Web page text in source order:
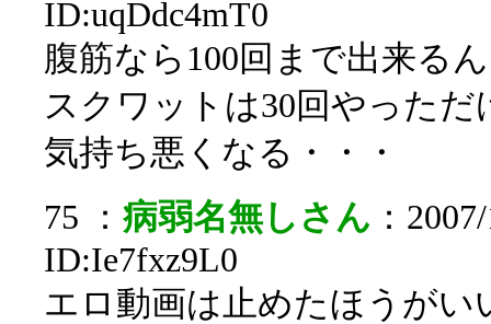
ID:uqDdc4mT0
腹筋なら100回まで出来る
スクワットは30回やっただ
気持ち悪くなる・・・
75 ： 病弱名無しさん ：
ID:Ie7fxz9L0
エロ動画は止めたほうがい